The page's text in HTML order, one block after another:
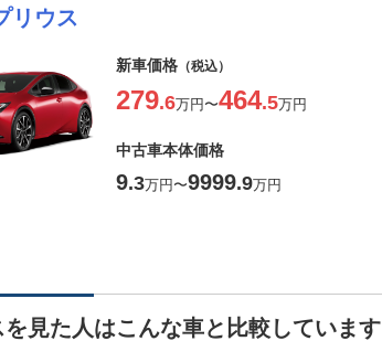
リウス
新車価格 （税込）
279.6万円〜464.5万円
中古車本体価格
9.3万円〜9999.9万円
を見た人はこんな車と比較しています